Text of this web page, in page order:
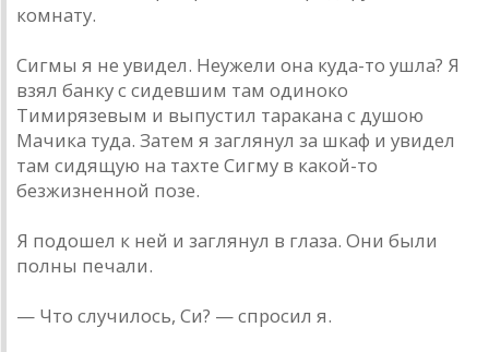
комнату.
Сигмы я не увидел. Неужели она куда-то ушла? Я
взял банку с сидевшим там одиноко
Тимирязевым и выпустил таракана с душою
Мачика туда. Затем я заглянул за шкаф и увидел
там сидящую на тахте Сигму в какой-то
безжизненной позе.
Я подошел к ней и заглянул в глаза. Они были
полны печали.
— Что случилось, Си? — спросил я.